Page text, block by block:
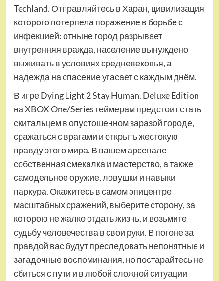
Techland. Отправляйтесь в Харан, цивилизация
которого потерпела поражение в борьбе с
инфекцией: отныне город разрывает
внутренняя вражда, население вынуждено
выживать в условиях средневековья, а
надежда на спасение угасает с каждым днём.
В игре Dying Light 2 Stay Human. Deluxe Edition
на XBOX One/Series геймерам предстоит стать
скитальцем в опустошенном заразой городе,
сражаться с врагами и открыть жестокую
правду этого мира. В вашем арсенале
собственная смекалка и мастерство, а также
самодельное оружие, ловушки и навыки
паркура. Окажитесь в самом эпицентре
масштабных сражений, выберите сторону, за
которою не жалко отдать жизнь, и возьмите
судьбу человечества в свои руки. В погоне за
правдой вас будут преследовать непонятные и
загадочные воспоминания, но постарайтесь не
сбиться с пути и в любой сложной ситуации